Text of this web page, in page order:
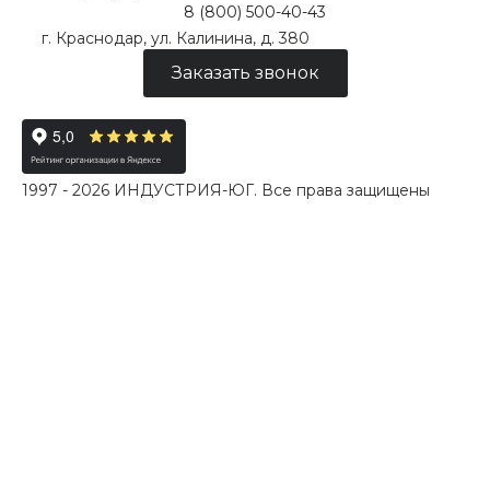
8 (800) 500-40-43
г. Краснодар, ул. Калинина, д. 380
Заказать звонок
1997 - 2026 ИНДУСТРИЯ-ЮГ. Все права защищены